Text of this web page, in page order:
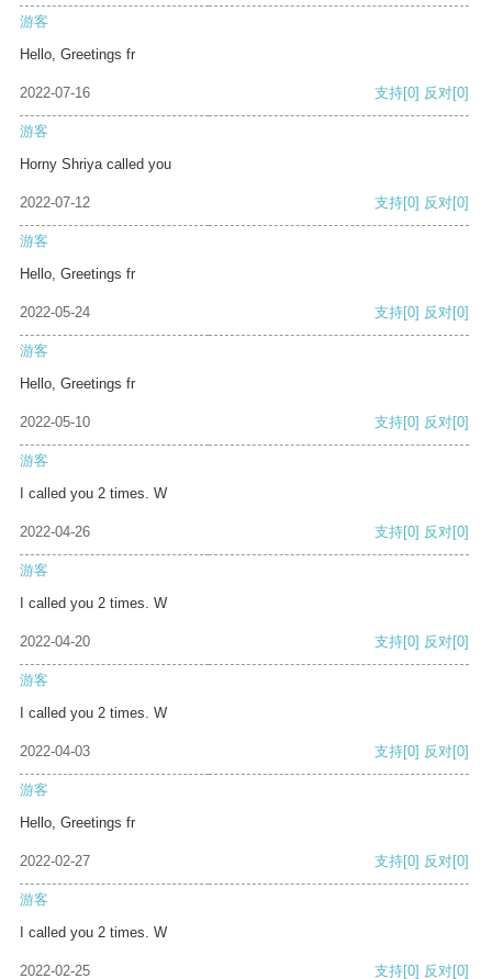
游客
Hello, Greetings fr
2022-07-16 支持[0] 反对[0]
游客
Horny Shriya called you
2022-07-12 支持[0] 反对[0]
游客
Hello, Greetings fr
2022-05-24 支持[0] 反对[0]
游客
Hello, Greetings fr
2022-05-10 支持[0] 反对[0]
游客
I called you 2 times. W
2022-04-26 支持[0] 反对[0]
游客
I called you 2 times. W
2022-04-20 支持[0] 反对[0]
游客
I called you 2 times. W
2022-04-03 支持[0] 反对[0]
游客
Hello, Greetings fr
2022-02-27 支持[0] 反对[0]
游客
I called you 2 times. W
2022-02-25 支持[0] 反对[0]